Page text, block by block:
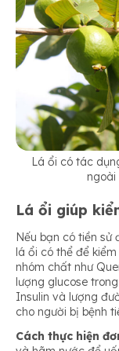
Lá ổi có tác
Lá ổi giúp
Nếu bạn có tiền
lá ổi có thể để
nhóm chất như
lượng glucose
Insulin và lượng
cho người bị bệnh
Cách thực hiện